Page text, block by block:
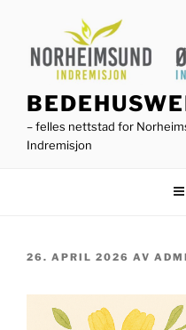
innhold
– felles nettstad for
Indremisjon
PUBLISERT
26. APRIL 2026 AV